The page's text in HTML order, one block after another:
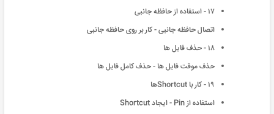
۱۷ - استفاده از حافظه جانبی
اتصال حافظه جانبی - کار بر روی حافظه جانبی
۱۸ - حذف فایل ها
حذف موقت فایل ها - حذف کامل فایل ها
۱۹ - کار با Shortcutها
استفاده از Pin - ایجاد Shortcut